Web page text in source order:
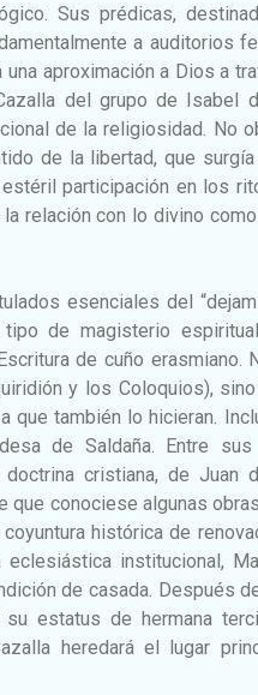
Sus prédicas,
a auditorios
aproximación a Dios a
del grupo de Isabel
de la religiosidad. No
de la libertad, que
participación en los
relación con lo divino
esenciales del
de magisterio
de cuño erasmiano.
y los Coloquios),
que también lo hicieran.
de Saldaña. Entre
cristiana, de Juan
conociese algunas
histórica de
institucional,
de casada. Después
estatus de hermana
heredará el lugar